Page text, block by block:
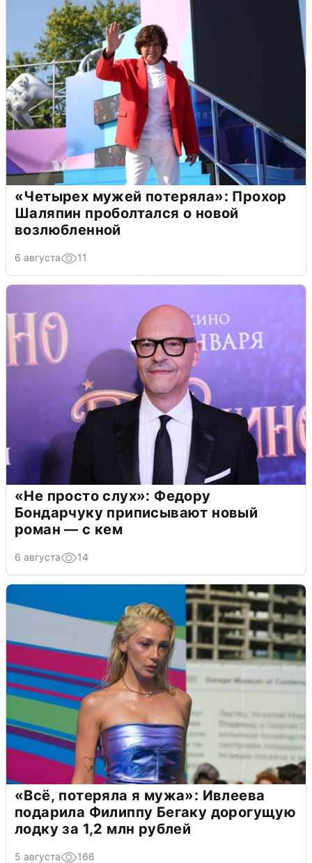
«Четырех мужей потеряла»: Прохор
Шаляпин проболтался о новой
возлюбленной
6 августа 11
«Не просто слух»: Федору
Бондарчуку приписывают новый
роман — с кем
6 августа 14
«Всё, потеряла я мужа»: Ивлеева
подарила Филиппу Бегаку дорогущую
лодку за 1,2 млн рублей
5 августа 166